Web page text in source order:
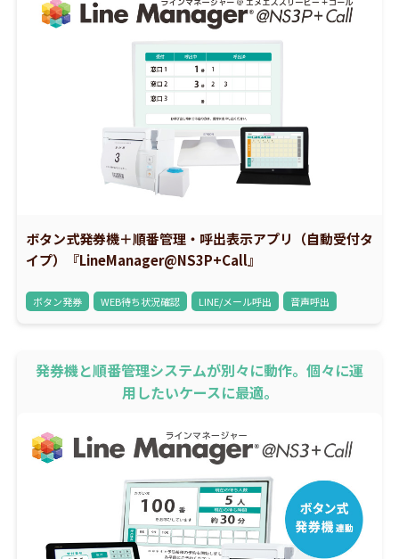
ボタン式発券機＋順番管理・呼出表示アプリ（自動受付タ
イプ）『LineManager@NS3P+Call』
ボタン発券 WEB待ち状況確認 LINE/メール呼出 音声呼出
発券機と順番管理システムが別々に動作。個々に運
用したいケースに最適。